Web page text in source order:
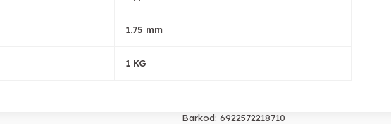
1.75 mm
1 KG
Barkod: 6922572218710